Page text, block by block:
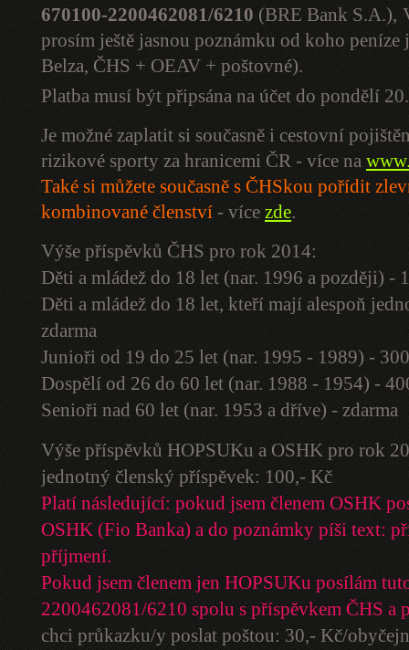
670100-2200462081/6210 (BRE Bank S.A.),
prosím ještě jasnou poznámku od koho
Belza, ČHS + OEAV + poštovné).
Platba musí být připsána na účet do pondělí
Je možné zaplatit si současně i cestovní
rizikové sporty za hranicemi ČR - více na
Také si můžete současně s ČHSkou pořídit
kombinované členství - více zde.
Výše příspěvků ČHS pro rok 2014:
Děti a mládež do 18 let (nar. 1996 a později) -
Děti a mládež do 18 let, kteří mají alespoň
zdarma
Junioři od 19 do 25 let (nar. 1995 - 1989) -
Dospělí od 26 do 60 let (nar. 1988 - 1954) -
Senioři nad 60 let (nar. 1953 a dříve) - zdarma
Výše příspěvků HOPSUKu a OSHK pro rok
jednotný členský příspěvek: 100,- Kč
Platí následující: pokud jsem členem OSHK
OSHK (Fio Banka) a do poznámky píši text:
příjmení.
Pokud jsem členem jen HOPSUKu posílám
2200462081/6210 spolu s příspěvkem ČHS a
chci průkazku/y poslat poštou: 30,- Kč/